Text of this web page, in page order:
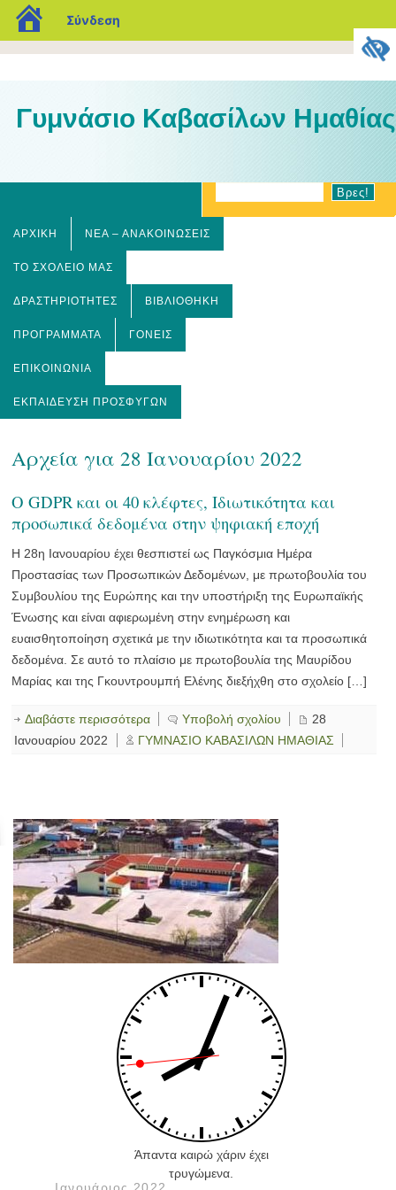
blogs.sch.gr
Σύνδεση
Γυμνάσιο Καβασίλων Ημαθίας
ΑΡΧΙΚΉ ΝΈΑ – ΑΝΑΚΟΙΝΏΣΕΙΣ
ΤΟ ΣΧΟΛΕΊΟ ΜΑΣ
ΔΡΑΣΤΗΡΙΌΤΗΤΕΣ ΒΙΒΛΙΟΘΉΚΗ
ΠΡΟΓΡΆΜΜΑΤΑ ΓΟΝΕΊΣ
ΕΠΙΚΟΙΝΩΝΊΑ
ΕΚΠΑΊΔΕΥΣΗ ΠΡΟΣΦΎΓΩΝ
Αρχεία για 28 Ιανουαρίου 2022
Ο GDPR και οι 40 κλέφτες, Ιδιωτικότητα και
προσωπικά δεδομένα στην ψηφιακή εποχή
Η 28η Ιανουαρίου έχει θεσπιστεί ως Παγκόσμια Ημέρα
Προστασίας των Προσωπικών Δεδομένων, με πρωτοβουλία του
Συμβουλίου της Ευρώπης και την υποστήριξη της Ευρωπαϊκής
Ένωσης και είναι αφιερωμένη στην ενημέρωση και
ευαισθητοποίηση σχετικά με την ιδιωτικότητα και τα προσωπικά
δεδομένα. Σε αυτό το πλαίσιο με πρωτοβουλία της Μαυρίδου
Μαρίας και της Γκουντρουμπή Ελένης διεξήχθη στο σχολείο […]
Διαβάστε περισσότερα Υποβολή σχολίου
28
Ιανουαρίου 2022
ΓΥΜΝΑΣΙΟ ΚΑΒΑΣΙΛΩΝ ΗΜΑΘΙΑΣ
Άπαντα καιρώ χάριν έχει
τρυγώμενα.